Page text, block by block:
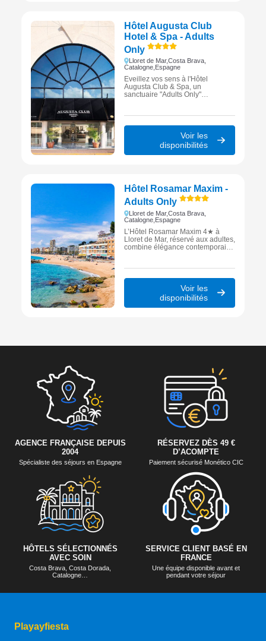
Hôtel Augusta Club
Hotel & Spa - Adults
Only
Lloret de Mar,Costa Brava,
Catalogne, Espagne
Éveillez vos sens à l'Hôtel
Augusta Club & Spa, un
sanctuaire "Adults Only"
s'unissent pour vous offrir une
parenthèse romantique et
revitalisante au sommet de
l'élégance méditerranéenne.
Voir les
disponibilités
Hôtel Rosamar Maxim -
Adults Only
Lloret de Mar,Costa Brava,
Catalogne, Espagne
L’Hôtel Rosamar Maxim 4★ à
Lloret de Mar, réservé aux adultes,
combine élégance contemporaine
Brava.
Voir les
disponibilités
AGENCE FRANÇAISE DEPUIS
2004
Spécialiste des séjours en Espagne
RÉSERVEZ DÈS 49 €
D’ACOMPTE
Paiement sécurisé Monético CIC
HÔTELS SÉLECTIONNÉS
AVEC SOIN
Costa Brava, Costa Dorada,
Catalogne…
SERVICE CLIENT BASÉ EN
FRANCE
Une équipe disponible avant et
pendant votre séjour
Playayfiesta